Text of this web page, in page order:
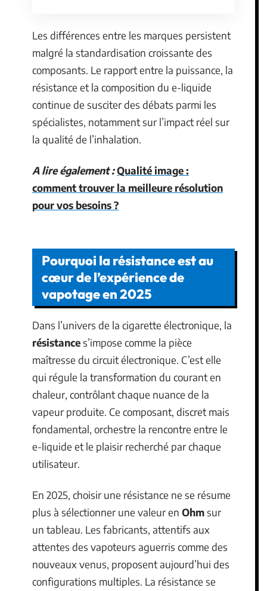
Les différences entre les marques persistent
malgré la standardisation croissante des
composants. Le rapport entre la puissance, la
résistance et la composition du e-liquide
continue de susciter des débats parmi les
spécialistes, notamment sur l’impact réel sur
la qualité de l’inhalation.
A lire également :Qualité image :
comment trouver la meilleure résolution
pour vos besoins ?
Pourquoi la résistance est au
cœur de l’expérience de
vapotage en 2025
Dans l’univers de la cigarette électronique, la
résistances’impose comme la pièce
maîtresse du circuit électronique. C’est elle
qui régule la transformation du courant en
chaleur, contrôlant chaque nuance de la
vapeur produite. Ce composant, discret mais
fondamental, orchestre la rencontre entre le
e-liquide et le plaisir recherché par chaque
utilisateur.
En 2025, choisir une résistance ne se résume
plus à sélectionner une valeur en Ohmsur
un tableau. Les fabricants, attentifs aux
attentes des vapoteurs aguerris comme des
nouveaux venus, proposent aujourd’hui des
configurations multiples. La résistance se